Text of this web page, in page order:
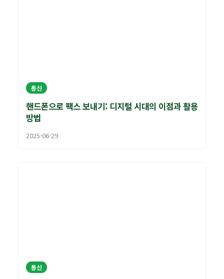
통신
핸드폰으로 팩스 보내기: 디지털 시대의 이점과 활용
방법
2025-06-29
통신